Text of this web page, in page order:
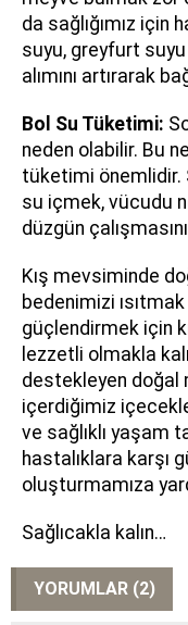
da sağlığımız için
suyu, greyfurt
alımını artırarak
Bol Su Tüketimi:
neden olabilir. Bu
tüketimi önemlidir.
su içmek, vücudu
düzgün
Kış mevsiminde
bedenimizi
güçlendirmek için
lezzetli olmakla
destekleyen doğal
içerdiğimiz
ve sağlıklı yaşam
hastalıklara karşı
oluşturmamıza
Sağlıcakla kalın…
YORUMLAR (2)